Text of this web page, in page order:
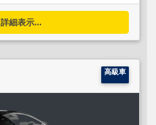
詳細表示...
高級車